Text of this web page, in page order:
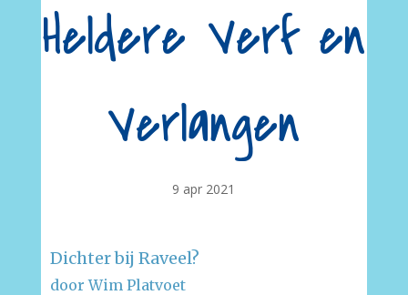
Heldere Verf en
Verlangen
9 apr 2021
Dichter bij Raveel?
door Wim Platvoet